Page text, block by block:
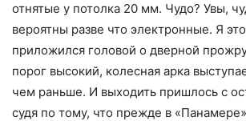
отнятые у потолка 20 мм. Чудо? Увы,
вероятны разве что электронные. Я
приложился головой о дверной
порог высокий, колесная арка
чем раньше. И выходить пришлось с
судя по тому, что прежде в